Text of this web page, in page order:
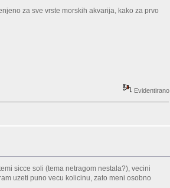
za sve vrste morskih akvarija, kako za prvo
Evidentirano
sicce soli (tema netragom nestala?), vecini
uzeti puno vecu kolicinu, zato meni osobno